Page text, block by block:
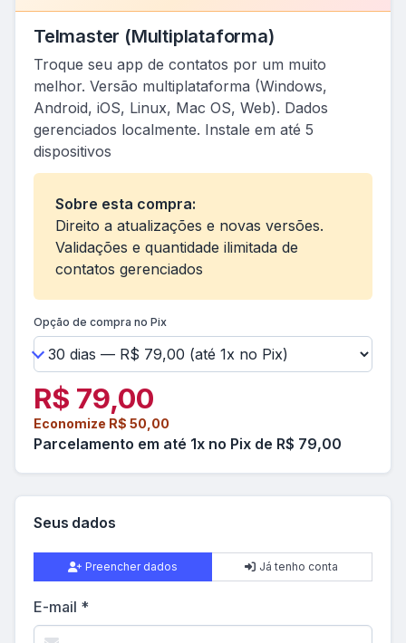
Telmaster (Multiplataforma)
Troque seu app de contatos por um muito
melhor. Versão multiplataforma (Windows,
Android, iOS, Linux, Mac OS, Web). Dados
gerenciados localmente. Instale em até 5
dispositivos
Sobre esta compra:
Direito a atualizações e novas versões.
Validações e quantidade ilimitada de
contatos gerenciados
Opção de compra no Pix
R$ 79,00
Economize R$ 50,00
Parcelamento em até 1x no Pix de R$ 79,00
Seus dados
Preencher dados Já tenho conta
E-mail *